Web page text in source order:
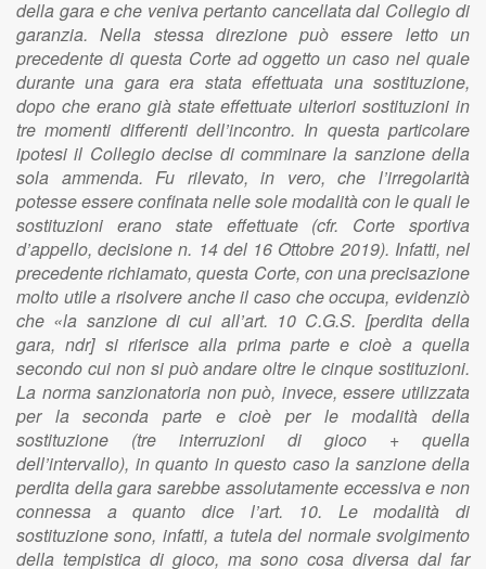
della gara e che veniva pertanto cancellata dal Collegio di
garanzia. Nella stessa direzione può essere letto un
precedente di questa Corte ad oggetto un caso nel quale
durante una gara era stata effettuata una sostituzione,
dopo che erano già state effettuate ulteriori sostituzioni in
tre momenti differenti dell’incontro. In questa particolare
ipotesi il Collegio decise di comminare la sanzione della
sola ammenda. Fu rilevato, in vero, che l’irregolarità
potesse essere confinata nelle sole modalità con le quali le
sostituzioni erano state effettuate (cfr. Corte sportiva
d’appello, decisione n. 14 del 16 Ottobre 2019). Infatti, nel
precedente richiamato, questa Corte, con una precisazione
molto utile a risolvere anche il caso che occupa, evidenziò
che «la sanzione di cui all’art. 10 C.G.S. [perdita della
gara, ndr] si riferisce alla prima parte e cioè a quella
secondo cui non si può andare oltre le cinque sostituzioni.
La norma sanzionatoria non può, invece, essere utilizzata
per la seconda parte e cioè per le modalità della
sostituzione (tre interruzioni di gioco + quella
dell’intervallo), in quanto in questo caso la sanzione della
perdita della gara sarebbe assolutamente eccessiva e non
connessa a quanto dice l’art. 10. Le modalità di
sostituzione sono, infatti, a tutela del normale svolgimento
della tempistica di gioco, ma sono cosa diversa dal far